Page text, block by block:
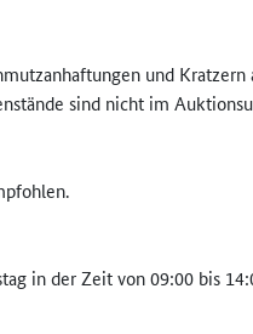
und
sind nicht im
in der Zeit von 09:00 bis